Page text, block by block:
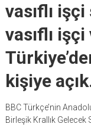
vasıflı
vasıflı
kişiye
BBC Türkçe’nin
Birleşik Krallık Gelecek